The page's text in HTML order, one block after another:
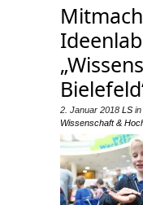
2. Januar 2018 LS in
Wissenschaft &